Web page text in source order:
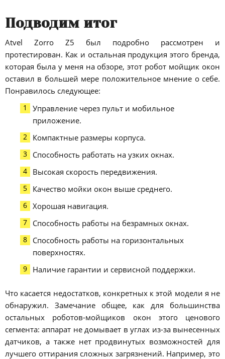
Подводим итог
Atvel Zorro Z5 был подробно рассмотрен и
протестирован. Как и остальная продукция этого бренда,
которая была у меня на обзоре, этот робот мойщик окон
оставил в большей мере положительное мнение о себе.
Понравилось следующее:
Управление через пульт и мобильное
приложение.
Компактные размеры корпуса.
Способность работать на узких окнах.
Высокая скорость передвижения.
Качество мойки окон выше среднего.
Хорошая навигация.
Способность работы на безрамных окнах.
Способность работы на горизонтальных
поверхностях.
Наличие гарантии и сервисной поддержки.
Что касается недостатков, конкретных к этой модели я не
обнаружил. Замечание общее, как для большинства
остальных роботов-мойщиков окон этого ценового
сегмента: аппарат не домывает в углах из-за вынесенных
датчиков, а также нет продвинутых возможностей для
лучшего оттирания сложных загрязнений. Например, это